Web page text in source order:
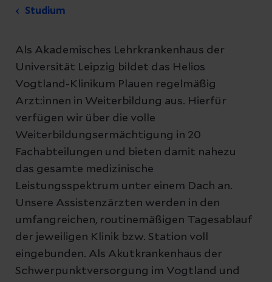
Studium
Als Akademisches Lehrkrankenhaus der
Universität Leipzig bildet das Helios
Vogtland-Klinikum Plauen regelmäßig
Arzt:innen in Weiterbildung aus. Hierfür
verfügen wir über die volle
Weiterbildungsermächtigung in 20
Fachabteilungen und bieten damit nahezu
das gesamte medizinische
Leistungsspektrum unter einem Dach an.
Unsere Assistenzärzten werden in den
umfangreichen, routinemäßigen Tagesablauf
der jeweiligen Klinik bzw. Station voll
eingebunden. Als Akutkrankenhaus der
Schwerpunktversorgung im Vogtland und